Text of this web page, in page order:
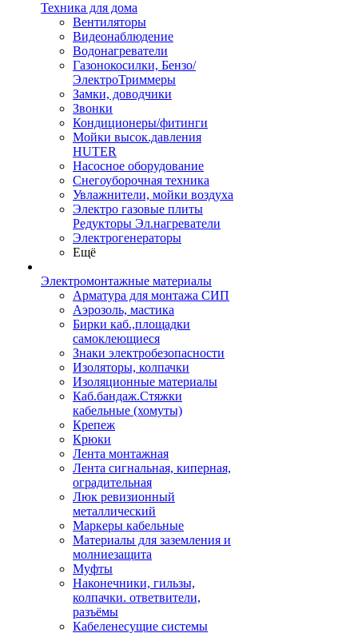
Техника для дома
Вентиляторы
Видеонаблюдение
Водонагреватели
Газонокосилки, Бензо/
ЭлектроТриммеры
Замки, доводчики
Звонки
Кондиционеры/фитинги
Мойки высок.давления
HUTER
Насосное оборудование
Снегоуборочная техника
Увлажнители, мойки воздуха
Электро газовые плиты
Редукторы Эл.нагреватели
Электрогенераторы
Ещё
Электромонтажные материалы
Арматура для монтажа СИП
Аэрозоль, мастика
Бирки каб.,площадки
самоклеющиеся
Знаки электробезопасности
Изоляторы, колпачки
Изоляционные материалы
Каб.бандаж.Стяжки
кабельные (хомуты)
Крепеж
Крюки
Лента монтажная
Лента сигнальная, киперная,
оградительная
Люк ревизионный
металлический
Маркеры кабельные
Материалы для заземления и
молниезащита
Муфты
Наконечники, гильзы,
колпачки. ответвители,
разъёмы
Кабеленесущие системы